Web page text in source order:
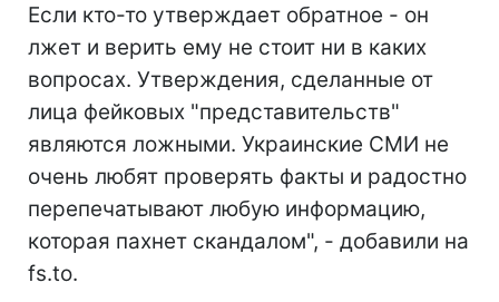
Если кто-то утверждает обратное - он
лжет и верить ему не стоит ни в каких
вопросах. Утверждения, сделанные от
лица фейковых "представительств"
являются ложными. Украинские СМИ не
очень любят проверять факты и радостно
перепечатывают любую информацию,
которая пахнет скандалом", - добавили на
fs.to.